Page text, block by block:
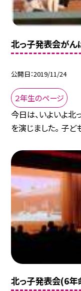
北っ子発表会がんば
公開日 2019/11/24
２年生のページ
今日は、いよいよ北
を演じました。 子ど
北っ子発表会(6年